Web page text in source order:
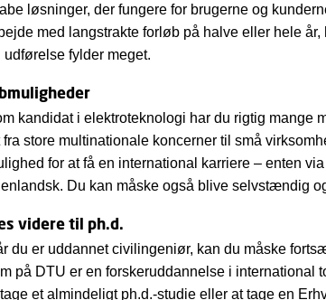
løsninger, der fungere for brugerne og
med langstrakte forløb på halve eller hele
udførelse fylder meget.
kandidat i elektroteknologi har du rigtig mange
fra store multinationale koncerner til små
for at få en international karriere – enten
Du kan måske også blive selvstændig
videre til ph.d.
du er uddannet civilingeniør, kan du måske
på DTU er en forskeruddannelse i international
et almindeligt ph.d.-studie eller at tage en